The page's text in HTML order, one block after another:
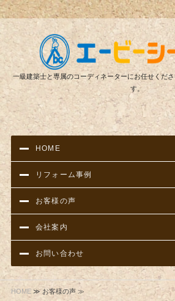
一級建築士と専属のコーディネーターにお任せくだ
す。
HOME
リフォーム事例
お客様の声
会社案内
お問い合わせ
HOME≫ お客様の声 ≫